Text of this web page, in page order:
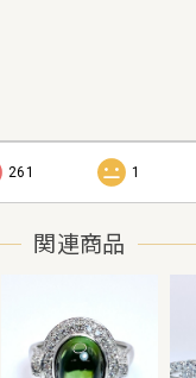
261 1
関連商品